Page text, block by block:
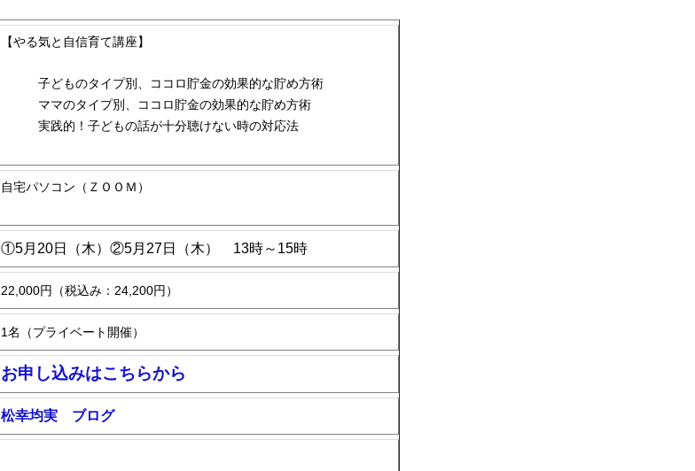
【やる気と自信育て講座】
子どものタイプ別、ココロ貯金の効果的な貯め方術
ママのタイプ別、ココロ貯金の効果的な貯め方術
実践的！子どもの話が十分聴けない時の対応法
自宅パソコン（ＺＯＯＭ）
①5月20日（木）②5月27日（木） 13時～15時
22,000円（税込み：24,200円）
1名（プライベート開催）
お申し込みはこちらから
松幸均実 ブログ